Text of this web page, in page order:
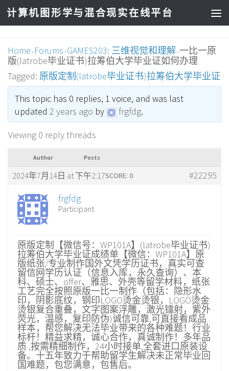
计算机图形学与混合现实在线平台
Home › Forums › GAMES203: 三维视觉和理解 ›一比一原
版(latrobe毕业证书)拉筹伯大学毕业证如何办理
Tagged: 原版定制(latrobe毕业证书)拉筹伯大学毕业证
This topic has 0 replies, 1 voice, and was last
updated 2 years ago by frgfdg.
Viewing 0 reply threads
Author Posts
2024年7月14日 at 下午2:17 #22295
SCORE: 0
frgfdg
Participant
原版定制【微信号：WP101A】(latrobe毕业证书)
拉筹伯大学毕业证成绩单【微信：WP101A】原
版纸张/专业制作国外文凭学历证书，真实可查
留信网学历认证（信息入库，永久查询）、本
科、硕士、offer、雅思、外壳等留学材料，纸张
工艺完全按照原版一比一制作（包括：隐形水
印，阴影底纹，钢印LOGO烫金烫银，LOGO烫金
烫银复合重叠，文字图案浮雕，激光镭射，紫外
荧光，温感，复印防伪)诚信可靠,可直接看成品
样本，帮您解决无法毕业带来的各种难题！行业
标杆！精益求精，诚心合作，真诚制作！多年品
质 ,按需精细制作，24小时接单,全套进口原装设
备。十五年致力于帮助留学生解决未正常毕业回
国难题，包您满意，包售后。